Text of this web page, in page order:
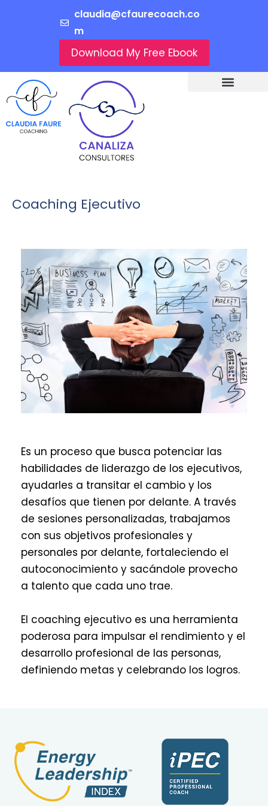
claudia@cfaurecoach.co
m
Download My Free Ebook
Coaching Ejecutivo
Es un proceso que busca potenciar las
habilidades de liderazgo de los ejecutivos,
ayudarles a transitar el cambio y los
desafíos que tienen por delante. A través
de sesiones personalizadas, trabajamos
con sus objetivos profesionales y
personales por delante, fortaleciendo el
autoconocimiento y sacándole provecho
a talento que cada uno trae.
El coaching ejecutivo es una herramienta
poderosa para impulsar el rendimiento y el
desarrollo profesional de las personas,
definiendo metas y celebrando los logros.